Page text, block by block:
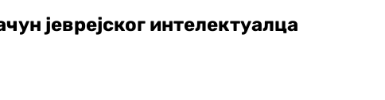
јеврејског интелектуалца